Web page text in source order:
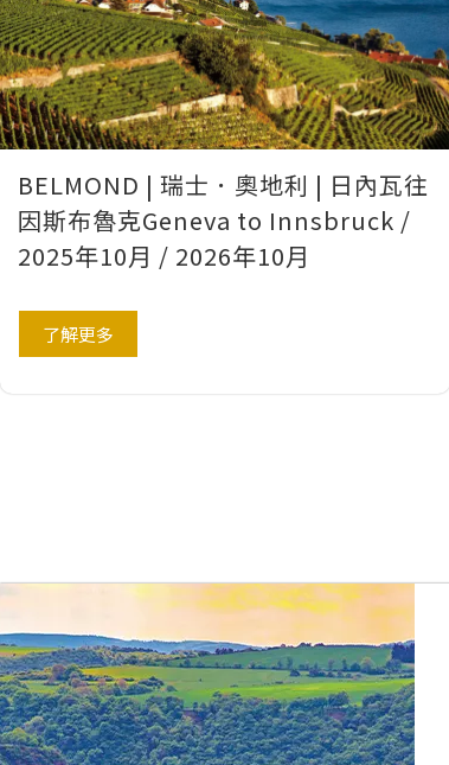
BELMOND | 瑞士．奧地利 | 日內瓦往
因斯布魯克Geneva to Innsbruck /
2025年10月 / 2026年10月
了解更多